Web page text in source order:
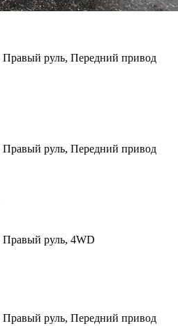
Правый руль, Передний привод
Правый руль, Передний привод
Правый руль, 4WD
Правый руль, Передний привод